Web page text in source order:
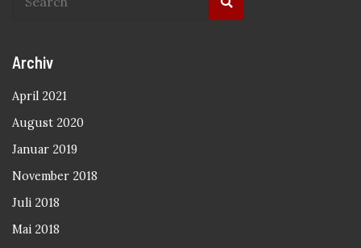
Archiv
April 2021
August 2020
Januar 2019
November 2018
Juli 2018
Mai 2018